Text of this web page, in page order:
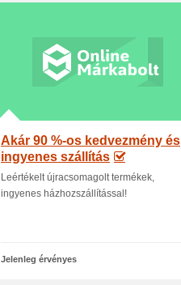
Akár 90 %-os kedvezmény és
ingyenes szállítás
Leértékelt újracsomagolt termékek,
ingyenes házhozszállítással!
Jelenleg érvényes